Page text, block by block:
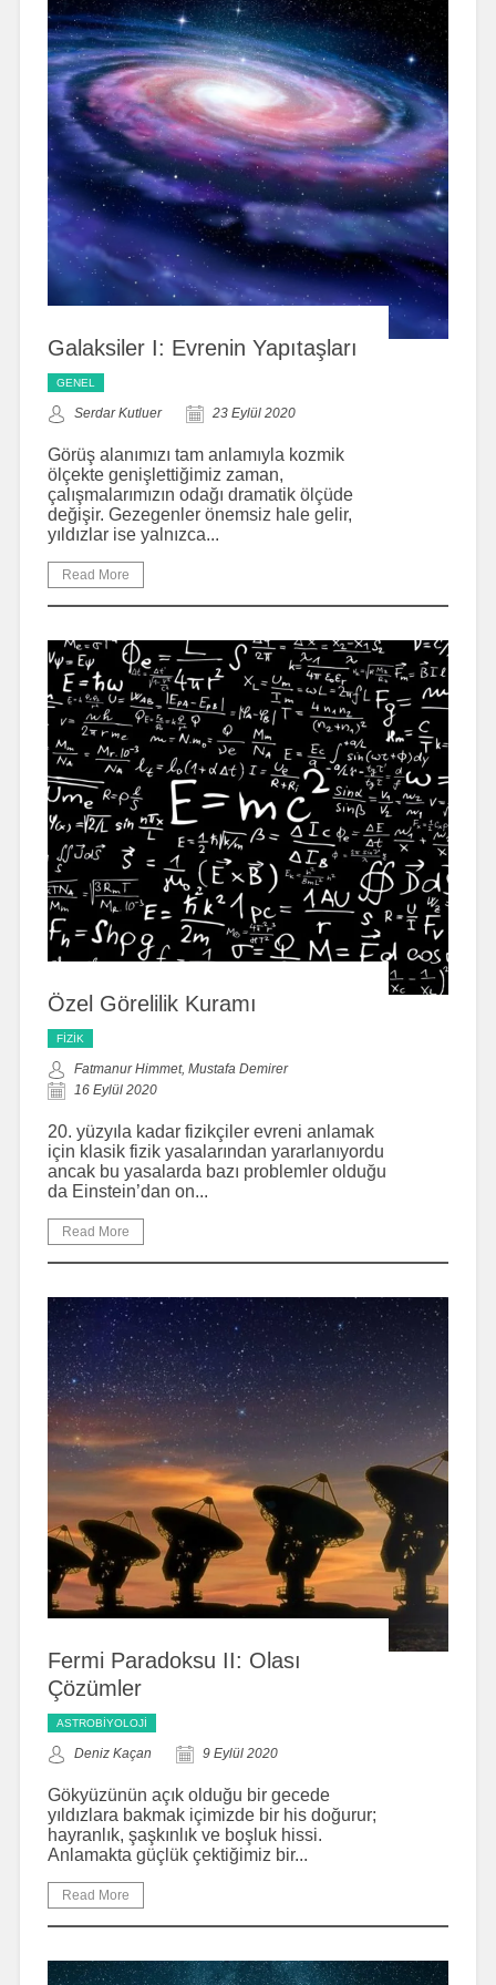
Galaksiler I: Evrenin Yapıtaşları
GENEL
Serdar Kutluer 23 Eylül 2020
Görüş alanımızı tam anlamıyla kozmik
ölçekte genişlettiğimiz zaman,
çalışmalarımızın odağı dramatik ölçüde
değişir. Gezegenler önemsiz hale gelir,
yıldızlar ise yalnızca...
Read More
Özel Görelilik Kuramı
FIZIK
Fatmanur Himmet, Mustafa Demirer
16 Eylül 2020
20. yüzyıla kadar fizikçiler evreni anlamak
için klasik fizik yasalarından yararlanıyordu
ancak bu yasalarda bazı problemler olduğu
da Einstein’dan on...
Read More
Fermi Paradoksu II: Olası
Çözümler
ASTROBIYOLOJI
Deniz Kaçan 9 Eylül 2020
Gökyüzünün açık olduğu bir gecede
yıldızlara bakmak içimizde bir his doğurur;
hayranlık, şaşkınlık ve boşluk hissi.
Anlamakta güçlük çektiğimiz bir...
Read More